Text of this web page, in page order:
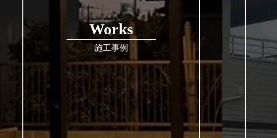
Works
施工事例